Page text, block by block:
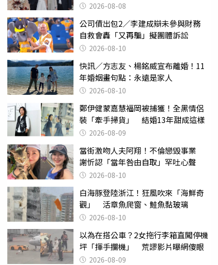
2026-08-08
公司債出包2／李建成辯未參與財務
自救會轟「又再騙」擬團體訴訟
2026-08-10
快訊／方志友、楊銘威宣布離婚！11
年婚姻畫句點：永遠是家人
2026-08-10
鄭伊健蒙嘉慧福岡被捕獲！全黑情侶
裝「牽手掃貨」 結婚13年甜成這樣
2026-08-09
當街激吻人夫阿翔！不倫戀毀事業
謝忻認「當年咎由自取」罕吐心聲
2026-08-10
白海豚登陸浙江！狂風吹來「海鮮奇
觀」 活章魚爬窗、鮭魚黏玻璃
2026-08-10
以為在搭公車？2女拖行李箱直闖停機
坪「揮手攔機」 荒謬影片曝網傻眼
2026-08-09